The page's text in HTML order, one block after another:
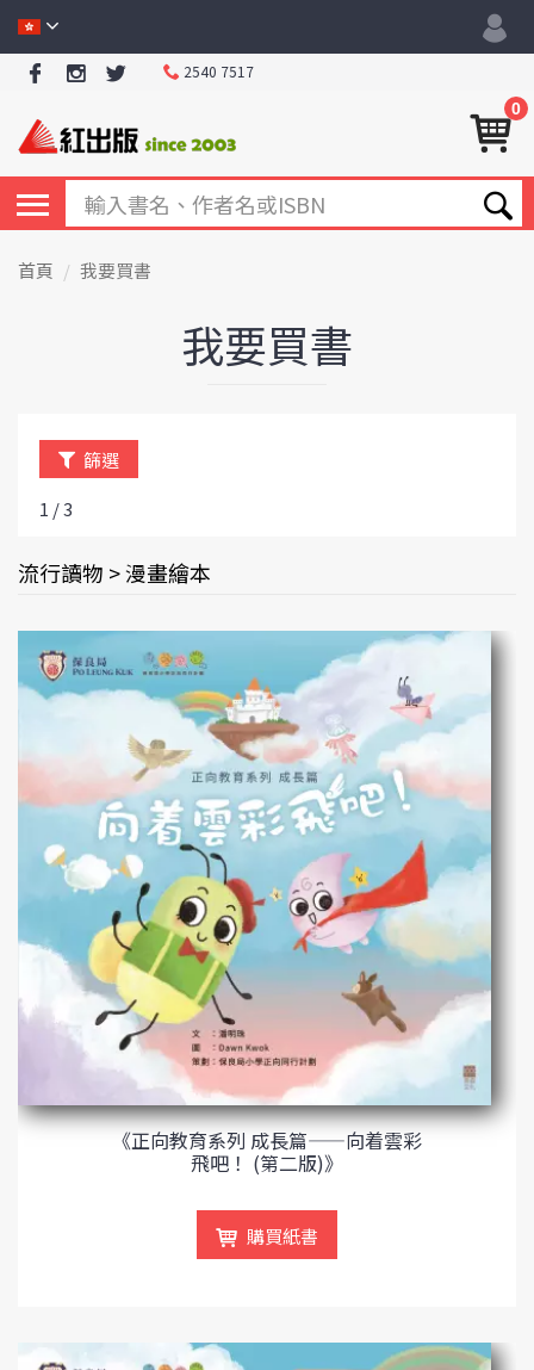
2540 7517
0
首頁 我要買書
我要買書
篩選
1 / 3
流行讀物 > 漫畫繪本
《正向教育系列 成長篇——向着雲彩
飛吧！ (第二版)》
購買紙書